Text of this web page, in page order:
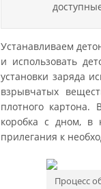
Устанавливаем
и использовать
установки заряда
взрывчатых
плотного картона.
коробка с дном, в
прилегания к
Процесс